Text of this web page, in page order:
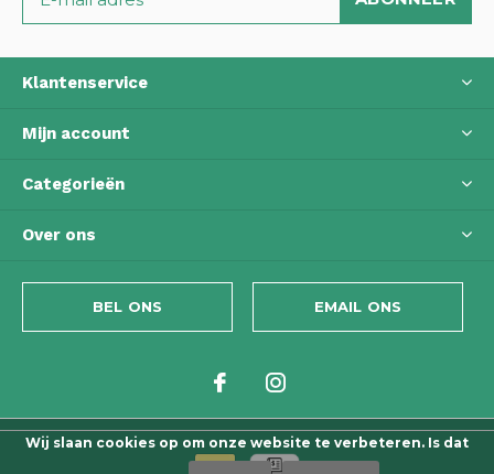
Klantenservice
Mijn account
Categorieën
Over ons
BEL ONS EMAIL ONS
Wij slaan cookies op om onze website te verbeteren. Is dat